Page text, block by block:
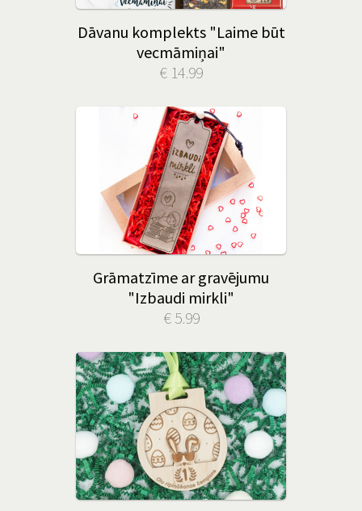
Dāvanu komplekts "Laime būt
vecmāmiņai"
€ 14.99
Grāmatzīme ar gravējumu
"Izbaudi mirkli"
€ 5.99